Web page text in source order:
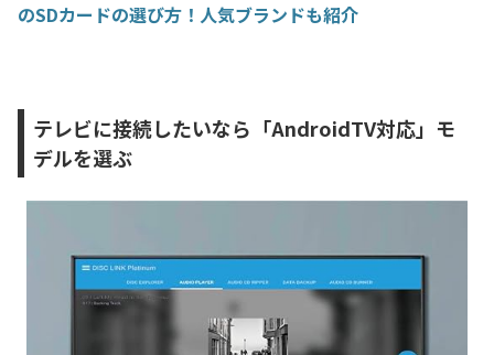
のSDカードの選び方！人気ブランドも紹介
テレビに接続したいなら「AndroidTV対応」モ
デルを選ぶ